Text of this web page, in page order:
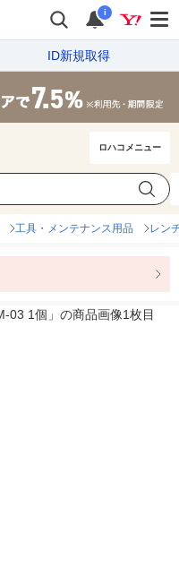
i
ID新規取得
ロハコメニュー
工具・メンテナンス用品 レン